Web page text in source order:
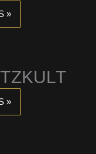
»
»